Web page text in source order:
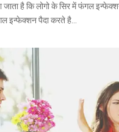
है कि लोगो के सिर में फंगल
इन्फेक्शन पैदा करते है...